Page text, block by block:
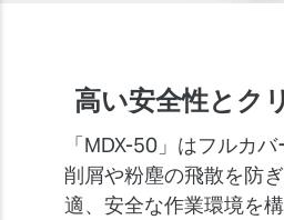
高い安全性とク
「MDX-50」はフルカ
削屑や粉塵の飛散を防
適、安全な作業環境を